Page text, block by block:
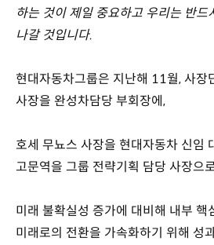
하는 것이 제일 중요하고 우리는 반드
나갈 것입니다.
현대자동차그룹은 지난해 11월, 사장
사장을 완성차담당 부회장에,
호세 무뇨스 사장을 현대자동차 신임
고문역을 그룹 전략기획 담당 사장으
미래 불확실성 증가에 대비해 내부 핵
미래로의 전환을 가속화하기 위해 성